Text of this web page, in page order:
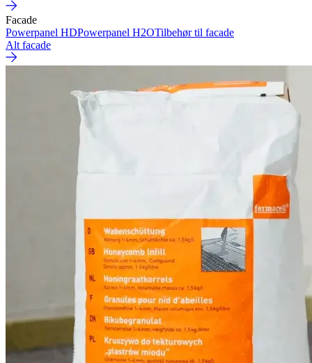
Facade
Powerpanel HDPowerpanel H2OTilbehør til facade
Alt facade